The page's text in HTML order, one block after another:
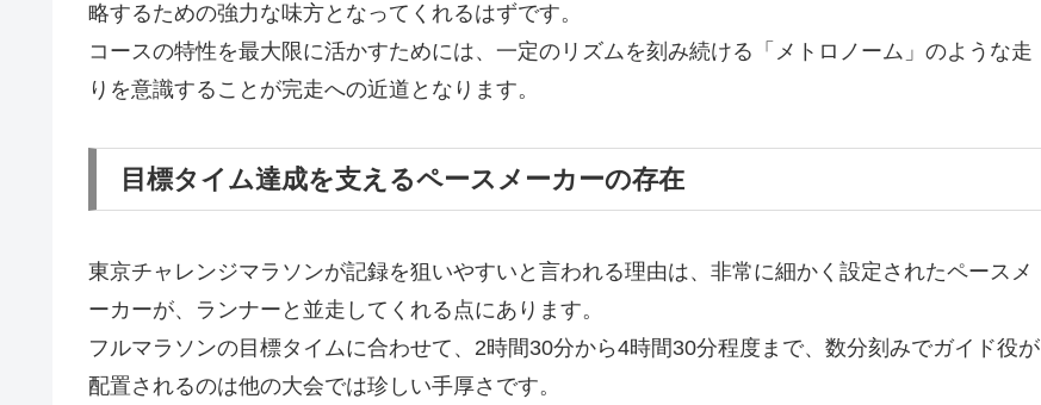
略するための強力な味方となってくれるはずです。
コースの特性を最大限に活かすためには、一定のリズムを刻み続ける「メトロノーム」のような走
りを意識することが完走への近道となります。
目標タイム達成を支えるペースメーカーの存在
東京チャレンジマラソンが記録を狙いやすいと言われる理由は、非常に細かく設定されたペースメ
ーカーが、ランナーと並走してくれる点にあります。
フルマラソンの目標タイムに合わせて、2時間30分から4時間30分程度まで、数分刻みでガイド役が
配置されるのは他の大会では珍しい手厚さです。